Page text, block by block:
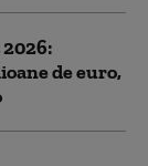
de euro,